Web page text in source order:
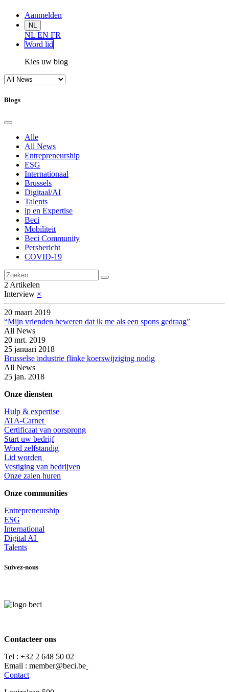
Aanmelden
NL
NL EN FR
Word lid
Kies uw blog
Blogs
Alle
All News
Entrepreneurship
ESG
Internationaal
Brussels
Digitaal/AI
Talents
lp en Expertise
Beci
Mobiliteit
Beci Community
Persbericht
COVID-19
2 Artikelen
Interview ×
20 maart 2019
“Mijn vrienden beweren dat ik me als een spons gedraag”
All News
20 mrt. 2019
25 januari 2018
Brusselse industrie flinke koerswijziging nodig
All News
25 jan. 2018
Onze diensten
Hulp & expertise
​ATA-Carnet
Certificaat van oorsprong
Start uw bedrijf
Word zelfstandig
Lid worden
​Vestiging van bedrijven
Onze zalen huren
Onze communities
Entrepreneurship
ESG
International
Digital AI
Talents
Suivez-nous
Contacteer ons
Tel : +32 2 648 50 02​
​​Email : member@beci.be
Contact